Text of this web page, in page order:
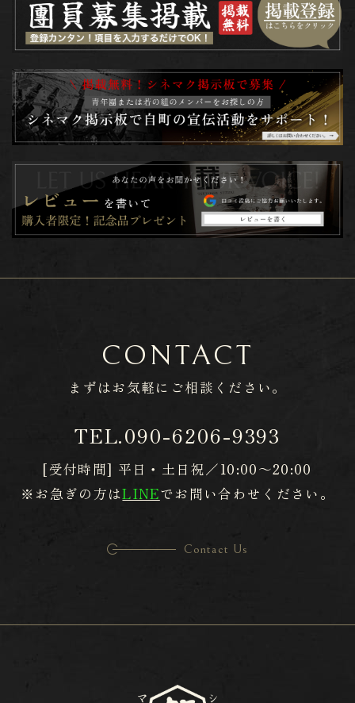
CONTACT
まずはお気軽に ​​​​​​​ご相談ください。
TEL.090-6206-9393
[受付時間] 平日・土日祝／10:00～20:00
※お急ぎの方はLINEでお問い合わせください。
Contact Us